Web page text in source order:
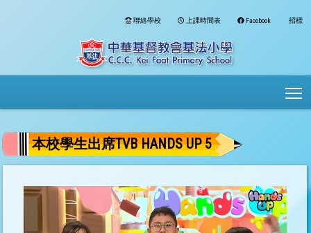
聯絡學校 上課時間表 Facebook 招標
本校學生出席TVB HANDS UP 5